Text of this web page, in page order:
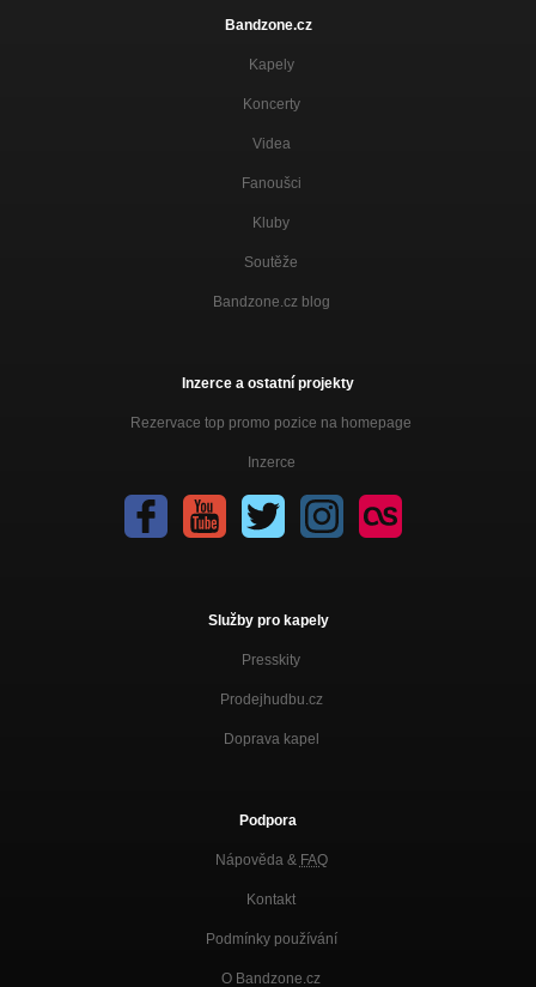
Bandzone.cz
Kapely
Koncerty
Videa
Fanoušci
Kluby
Soutěže
Bandzone.cz blog
Inzerce a ostatní projekty
Rezervace top promo pozice na homepage
Inzerce
Služby pro kapely
Presskity
Prodejhudbu.cz
Doprava kapel
Podpora
Nápověda & FAQ
Kontakt
Podmínky používání
O Bandzone.cz